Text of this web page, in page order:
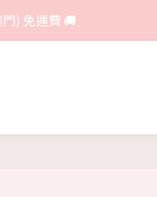
) 免運費 🚚